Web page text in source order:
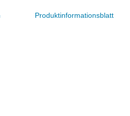
Produktinformationsblatt